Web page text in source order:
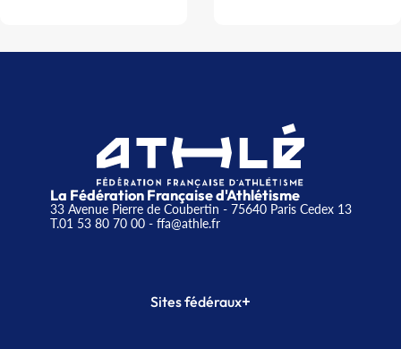
La Fédération Française d'Athlétisme
33 Avenue Pierre de Coubertin - 75640 Paris Cedex 13
T.01 53 80 70 00- ffa@athle.fr
Sites fédéraux+